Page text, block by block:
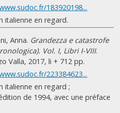
183920198...
italienne en regard.
Anna. Grandezza e catastrofe
Vol. I, Libri I-VIII.
Valla, 2017, li + 712 pp.
223384623...
italienne en regard ;
de 1994, avec une préface